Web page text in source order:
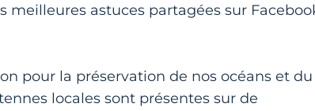
astuces partagées sur
pour la préservation de nos océans et du
locales sont présentes sur de